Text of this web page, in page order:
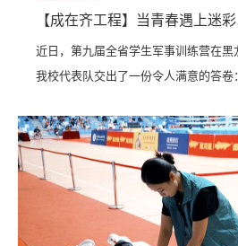
近日，第九届全省学生军事训练营在黑
我校代表队交出了一份令人满意的答卷
练营参赛资格。这是我校参赛以来取
学、黑龙江大学、哈尔滨理工大学等
竞技，我校学子在轻武器射击、战术对
护等多个科目中沉着应战，最终脱颖而